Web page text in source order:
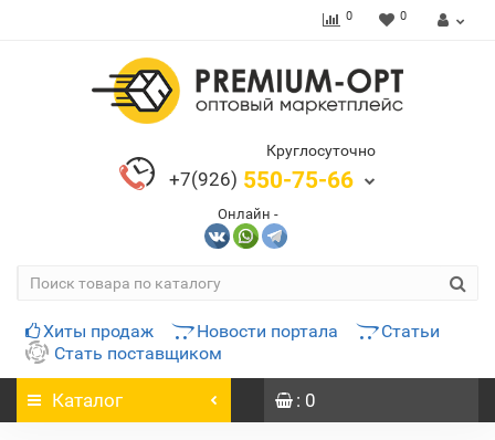
0 0
Круглосуточно
+7(926) 550-75-66
Онлайн -
Хиты продаж Новости портала
Статьи
Стать поставщиком
Каталог : 0